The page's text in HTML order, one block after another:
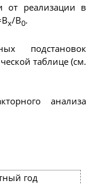
от реализации в
х/В0.
подстановок
таблице (см.
анализа
год